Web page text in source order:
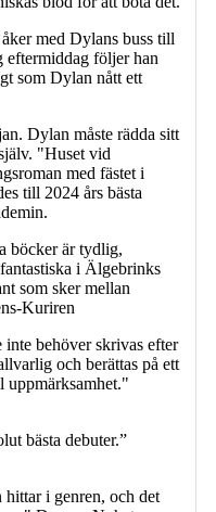
med Dylans buss till
eftermiddag följer han
som Dylan nått ett
Dylan måste rädda sitt
"Huset vid
med fästet i
till 2024 års bästa
böcker är tydlig,
i Älgebrinks
som sker mellan
Kuriren
behöver skrivas efter
och berättas på ett
uppmärksamhet."
bästa debuter.”
hittar i genren, och det